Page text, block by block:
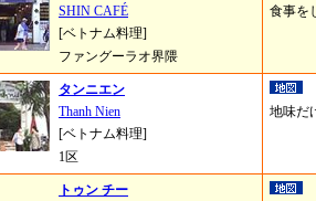
SHIN CAFÉ
[ベトナム料理]
ファングーラオ界隈
食事を
タンニエン
Thanh Nien
[ベトナム料理]
1区
地味だ
トゥン チー